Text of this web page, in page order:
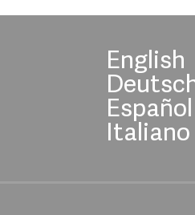
English
Español
Italiano